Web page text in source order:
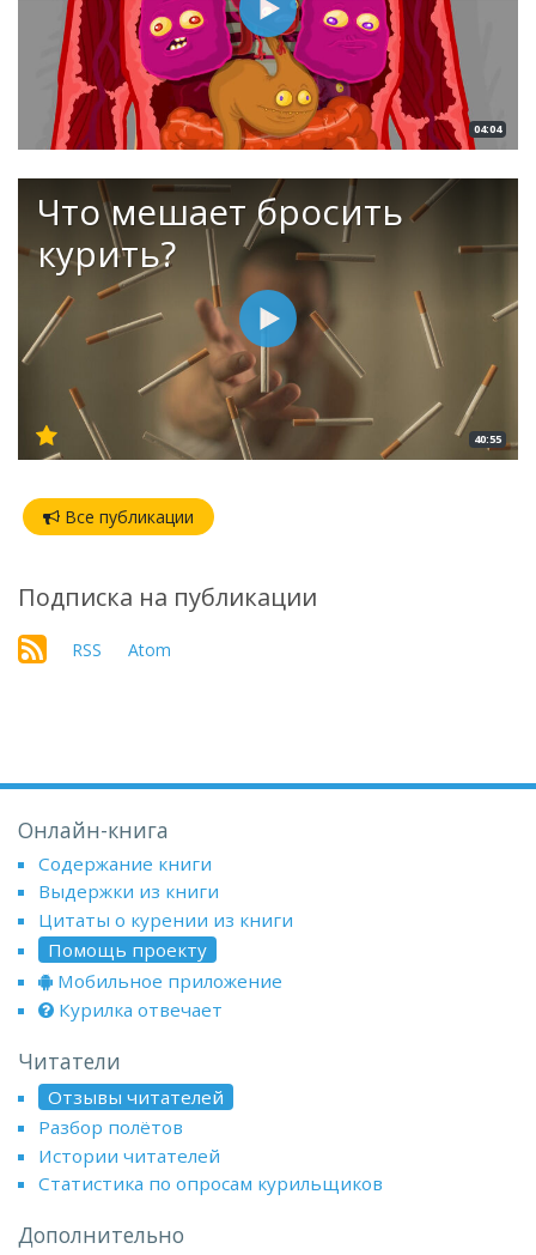
04:04
Что мешает бросить
курить?
40:55
Все публикации
Подписка на публикации
RSS Atom
Онлайн-книга
Содержание книги
Выдержки из книги
Цитаты о курении из книги
Помощь проекту
Мобильное приложение
Курилка отвечает
Читатели
Отзывы читателей
Разбор полётов
Истории читателей
Статистика по опросам курильщиков
Дополнительно